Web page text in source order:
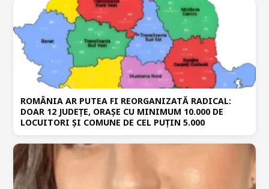
ROMÂNIA AR PUTEA FI REORGANIZATĂ RADICAL:
DOAR 12 JUDEȚE, ORAȘE CU MINIMUM 10.000 DE
LOCUITORI ȘI COMUNE DE CEL PUȚIN 5.000